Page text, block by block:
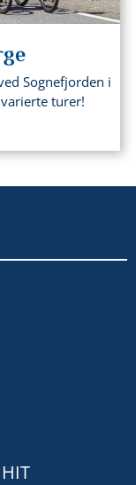
Sognefjorden i
turer!